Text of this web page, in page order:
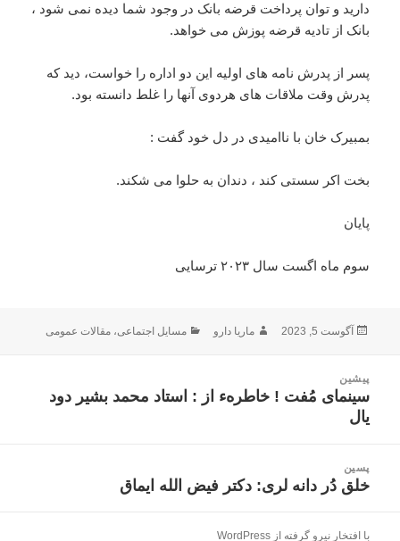
دارید و توان پرداخت قرضه بانک در وجود شما دیده نمی شود ،
بانک از تادیه قرضه پوزش می خواهد.
پسر از پدرش نامه های اولیه این دو اداره را خواست، دید که
پدرش وقت ملاقات های هردوی آنها را غلط دانسته بود.
بمبیرک خان با ناامیدی در دل خود گفت :
بخت اکر سستی کند ، دندان به حلوا می شکند.
پایان
سوم ماه اگست سال ۲۰۲۳ ترسایی
ارسال
آگوست 5, 2023 نویسنده
ماریا دارو دسته‌ها
مسایل اجتماعی،مقالات عمومی
نوشتهپیشین
نوشته
قبلی:
سینمای مُفت ! خاطرهء از : استاد محمد بشیر دود
یال
پسین
نوشته
خلق دُر دانه لری: دکتر فیض الله ایماق
با افتخار نیرو گرفته از WordPress